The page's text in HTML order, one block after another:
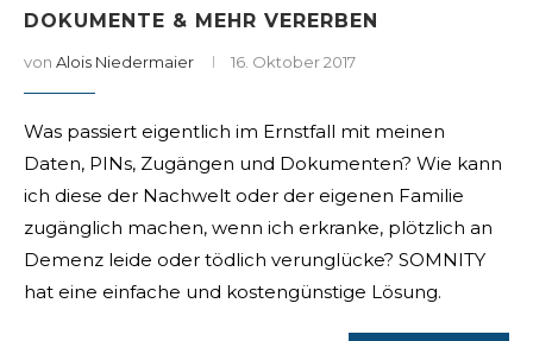
DOKUMENTE & MEHR VERERBEN
von Alois Niedermaier 16. Oktober 2017
Was passiert eigentlich im Ernstfall mit meinen
Daten, PINs, Zugängen und Dokumenten? Wie kann
ich diese der Nachwelt oder der eigenen Familie
zugänglich machen, wenn ich erkranke, plötzlich an
Demenz leide oder tödlich verunglücke? SOMNITY
hat eine einfache und kostengünstige Lösung.